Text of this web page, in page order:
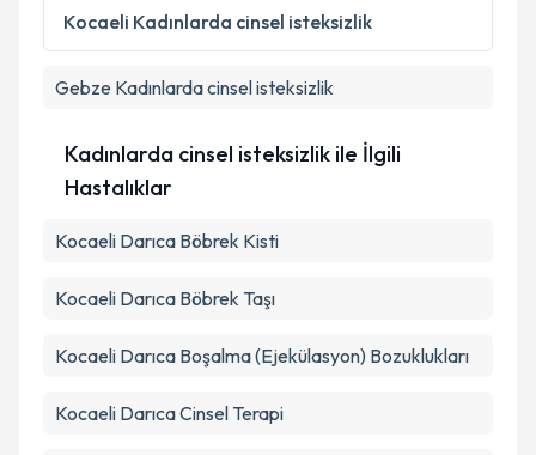
Metni
'ni okudum ve kişisel verilerimin belirtilen
kapsamda işlenmesini kabul ediyorum.
Kocaeli Kadınlarda cinsel isteksizlik
Gebze Kadınlarda cinsel isteksizlik
Kadınlarda cinsel isteksizlik ile İlgili
Hastalıklar
Kocaeli Darıca Böbrek Kisti
Kocaeli Darıca Böbrek Taşı
Kocaeli Darıca Boşalma (Ejekülasyon) Bozuklukları
Kocaeli Darıca Cinsel Terapi